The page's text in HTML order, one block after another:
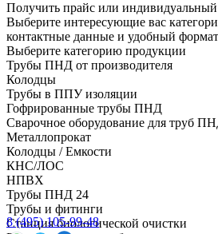
Получить прайс или индивидуальный
Выберите интересующие вас
контактные данные и удобный
Выберите категорию продукции
Трубы ПНД от производителя
Колодцы
Трубы в ППУ изоляции
Гофрированные трубы ПНД
Сварочное оборудование для труб
Металлопрокат
Колодцы / Емкости
КНС/ЛОС
НПВХ
Трубы ПНД 24
Трубы и фитинги
Cтанция биологической очистки
8 (495) 105-99-48